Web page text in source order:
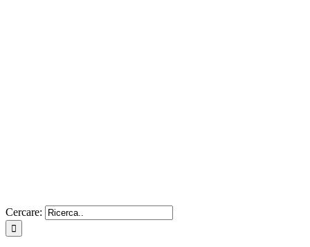
Cercare: